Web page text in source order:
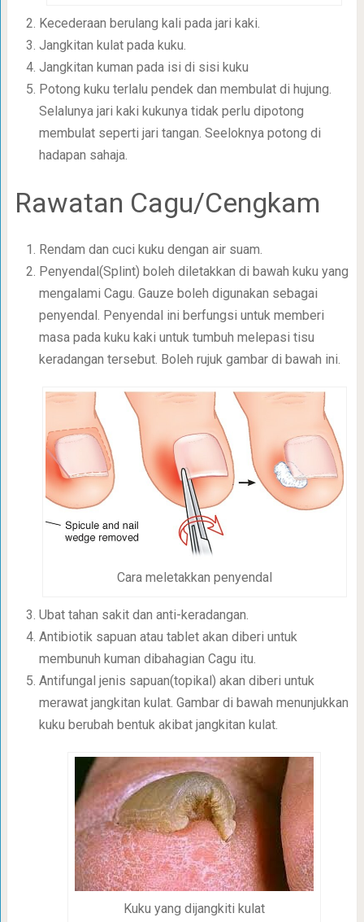
Kecederaan berulang kali pada jari kaki.
Jangkitan kulat pada kuku.
Jangkitan kuman pada isi di sisi kuku
Potong kuku terlalu pendek dan membulat di hujung.
Selalunya jari kaki kukunya tidak perlu dipotong
membulat seperti jari tangan. Seeloknya potong di
hadapan sahaja.
Rawatan Cagu/Cengkam
Rendam dan cuci kuku dengan air suam.
Penyendal(Splint) boleh diletakkan di bawah kuku yang
mengalami Cagu. Gauze boleh digunakan sebagai
penyendal. Penyendal ini berfungsi untuk memberi
masa pada kuku kaki untuk tumbuh melepasi tisu
keradangan tersebut. Boleh rujuk gambar di bawah ini.
Cara meletakkan penyendal
Ubat tahan sakit dan anti-keradangan.
Antibiotik sapuan atau tablet akan diberi untuk
membunuh kuman dibahagian Cagu itu.
Antifungal jenis sapuan(topikal) akan diberi untuk
merawat jangkitan kulat. Gambar di bawah menunjukkan
kuku berubah bentuk akibat jangkitan kulat.
Kuku yang dijangkiti kulat